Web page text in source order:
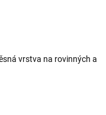
vrstva na rovinných a